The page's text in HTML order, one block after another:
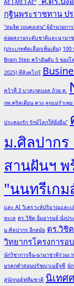
AE I-ME I-AE"
กฐินพระราชทาน ป
"สมจิต บุญคงเสน" ผู้อำนวยกา
ต่อผลงานระดับชาติและนานา
(ประเภทคัดเลือกเพิ่มเติม) 100
Brain Step คว้าอันดับ 5 ของ
2025) ที่สิงคโปร์
คว้าที่ 3 บาสเกตบอล ถ้วย ค.
กท.คริสเตียน ควง ลูกแม่รำเพ
ประคองรัก รักษ์โลกให้ยั่งยืน"
ม.ศิลปากร
สานฝันฯ
"นนทรีเกม
และ AI วิเคราะห์ปริมาณและเ
ทะเล ดร.วิชิต อิ่มอารมย์ นั่งปร
ม.ศิลปากร อีกสมัย ดร.วิชิ
วิทยากรโครงการอ
นักวิชาการจีน-นานาชาติร่วม
มรดกคำสอนปรัชญาเมธีจูซี นั
สู่นักกอล์ฟทีมชาติ นิเทศ